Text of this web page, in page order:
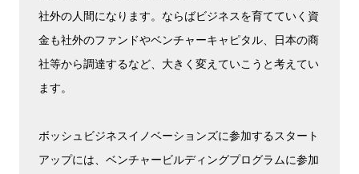
社外の人間になります。ならばビジネスを育てていく資
金も社外のファンドやベンチャーキャピタル、日本の商
社等から調達するなど、大きく変えていこうと考えてい
ます。
ボッシュビジネスイノベーションズに参加するスタート
アップには、ベンチャービルディングプログラムに参加